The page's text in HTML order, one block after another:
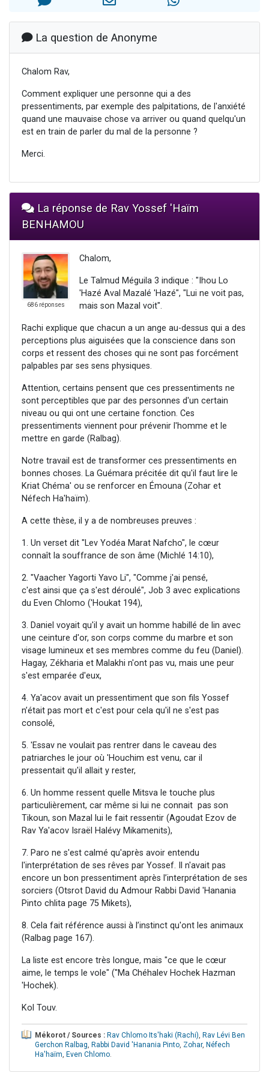
Ariel vient de donner son Maasser
La question de Anonyme
Chalom Rav,
Comment expliquer une personne qui a des
pressentiments, par exemple des palpitations, de l'anxiété
quand une mauvaise chose va arriver ou quand quelqu'un
est en train de parler du mal de la personne ?
Merci.
La réponse de Rav Yossef 'Haïm
BENHAMOU
686 réponses
Chalom,
Le Talmud Méguila 3 indique : "Ihou Lo
'Hazé Aval Mazalé 'Hazé", "Lui ne voit pas,
mais son Mazal voit".
Rachi explique que chacun a un ange au-dessus qui a des
perceptions plus aiguisées que la conscience dans son
corps et ressent des choses qui ne sont pas forcément
palpables par ses sens physiques.
Attention, certains pensent que ces pressentiments ne
sont perceptibles que par des personnes d'un certain
niveau ou qui ont une certaine fonction. Ces
pressentiments viennent pour prévenir l'homme et le
mettre en garde (Ralbag).
Notre travail est de transformer ces pressentiments en
bonnes choses. La Guémara précitée dit qu'il faut lire le
Kriat Chéma' ou se renforcer en Émouna (Zohar et
Néfech Ha'haïm).
A cette thèse, il y a de nombreuses preuves :
1. Un verset dit "Lev Yodéa Marat Nafcho", le cœur
connaît la souffrance de son âme (Michlé 14:10),
2. "Vaacher Yagorti Yavo Li", "Comme j'ai pensé,
c'est ainsi que ça s'est déroulé", Job 3 avec explications
du Even Chlomo ('Houkat 194),
3. Daniel voyait qu'il y avait un homme habillé de lin avec
une ceinture d'or, son corps comme du marbre et son
visage lumineux et ses membres comme du feu (Daniel).
Hagay, Zékharia et Malakhi n'ont pas vu, mais une peur
s'est emparée d'eux,
4. Ya'acov avait un pressentiment que son fils Yossef
n’était pas mort et c'est pour cela qu'il ne s'est pas
consolé,
5. 'Essav ne voulait pas rentrer dans le caveau des
patriarches le jour où 'Houchim est venu, car il
pressentait qu'il allait y rester,
6. Un homme ressent quelle Mitsva le touche plus
particulièrement, car même si lui ne connait pas son
Tikoun, son Mazal lui le fait ressentir (Agoudat Ezov de
Rav Ya'acov Israël Halévy Mikamenits),
7. Paro ne s'est calmé qu'après avoir entendu
l'interprétation de ses rêves par Yossef. Il n'avait pas
encore un bon pressentiment après l’interprétation de ses
sorciers (Otsrot David du Admour Rabbi David 'Hanania
Pinto chlita page 75 Mikets),
8. Cela fait référence aussi à l’instinct qu'ont les animaux
(Ralbag page 167).
La liste est encore très longue, mais "ce que le cœur
aime, le temps le vole" ("Ma Chéhalev Hochek Hazman
'Hochek).
Kol Touv.
Mékorot / Sources : Rav Chlomo Its'haki (Rachi), Rav Lévi Ben
Gerchon Ralbag, Rabbi David 'Hanania Pinto, Zohar, Néfech
Ha'haïm, Even Chlomo.